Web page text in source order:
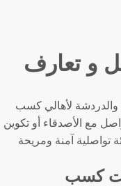
و تعارف
لأهالي كسب
مع الأصدقاء أو تكوين
كسب